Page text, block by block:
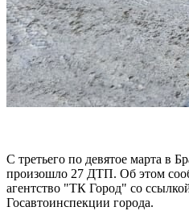
С третьего по девятое марта в
произошло 27 ДТП. Об этом
агентство "ТК Город" со
Госавтоинспекции города.